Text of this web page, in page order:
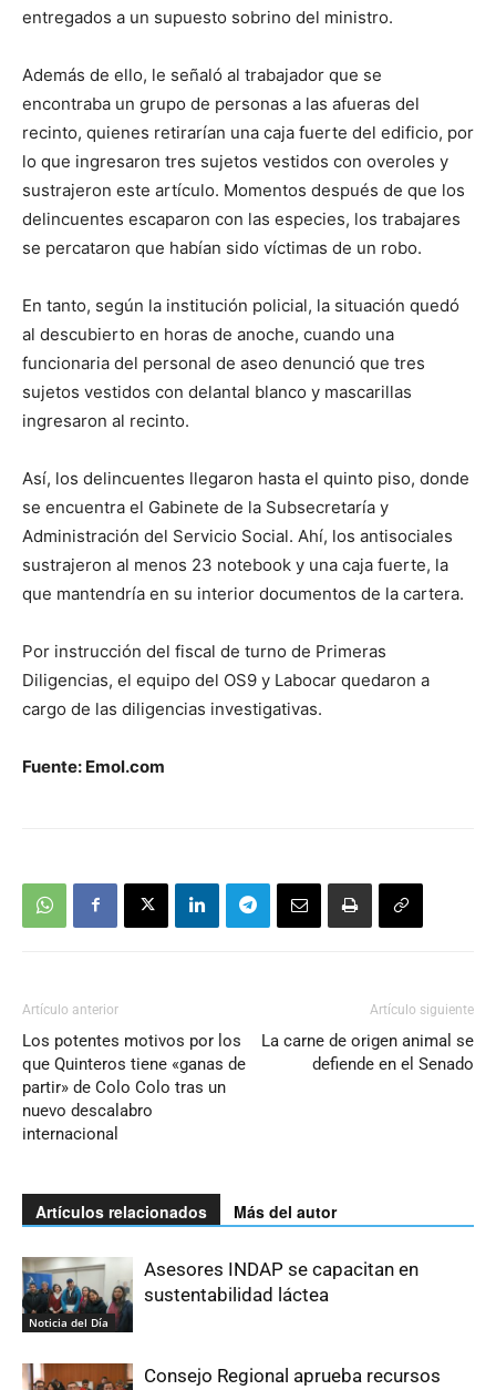
entregados a un supuesto sobrino del ministro.
Además de ello, le señaló al trabajador que se
encontraba un grupo de personas a las afueras del
recinto, quienes retirarían una caja fuerte del edificio, por
lo que ingresaron tres sujetos vestidos con overoles y
sustrajeron este artículo. Momentos después de que los
delincuentes escaparon con las especies, los trabajares
se percataron que habían sido víctimas de un robo.
En tanto, según la institución policial, la situación quedó
al descubierto en horas de anoche, cuando una
funcionaria del personal de aseo denunció que tres
sujetos vestidos con delantal blanco y mascarillas
ingresaron al recinto.
Así, los delincuentes llegaron hasta el quinto piso, donde
se encuentra el Gabinete de la Subsecretaría y
Administración del Servicio Social. Ahí, los antisociales
sustrajeron al menos 23 notebook y una caja fuerte, la
que mantendría en su interior documentos de la cartera.
Por instrucción del fiscal de turno de Primeras
Diligencias, el equipo del OS9 y Labocar quedaron a
cargo de las diligencias investigativas.
Fuente: Emol.com
Artículo anterior
Los potentes motivos por los
que Quinteros tiene «ganas de
partir» de Colo Colo tras un
nuevo descalabro
internacional
Artículo siguiente
La carne de origen animal se
defiende en el Senado
Artículos relacionados Más del autor
Noticia del Día
Asesores INDAP se capacitan en
sustentabilidad láctea
Consejo Regional aprueba recursos